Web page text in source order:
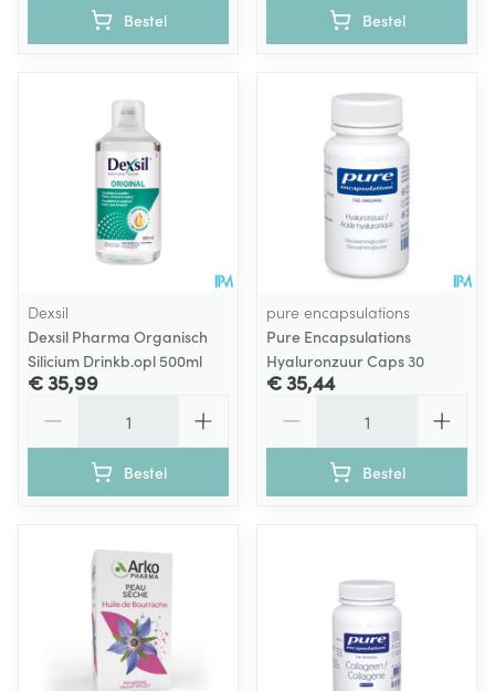
Bestel Bestel
Dexsil
Dexsil Pharma Organisch
Silicium Drinkb.opl 500ml
€ 35,99
Bestel
pure encapsulations
Pure Encapsulations
Hyaluronzuur Caps 30
€ 35,44
Bestel